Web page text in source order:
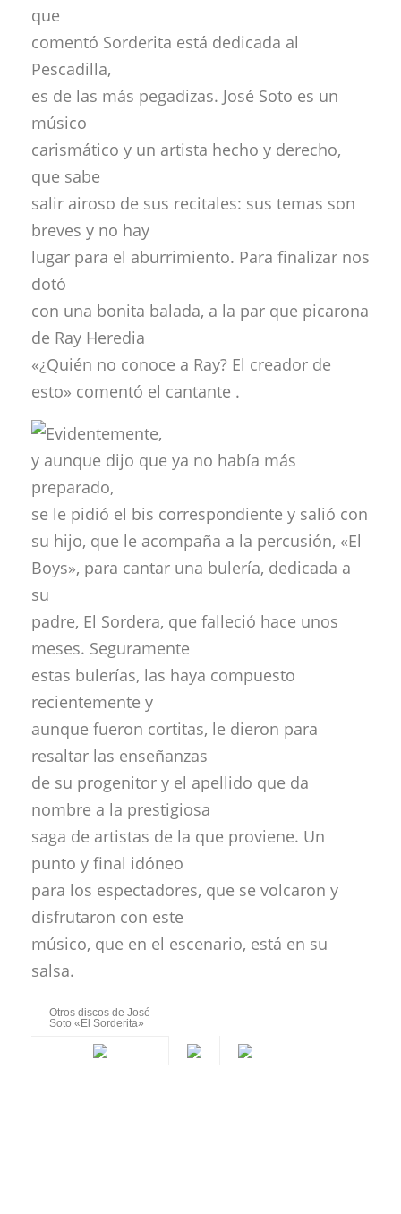
que
comentó Sorderita está dedicada al
Pescadilla,
es de las más pegadizas. José Soto es un
músico
carismático y un artista hecho y derecho,
que sabe
salir airoso de sus recitales: sus temas son
breves y no hay
lugar para el aburrimiento. Para finalizar nos
dotó
con una bonita balada, a la par que picarona
de Ray Heredia
«¿Quién no conoce a Ray? El creador de
esto» comentó el cantante .
Evidentemente,
y aunque dijo que ya no había más
preparado,
se le pidió el bis correspondiente y salió con
su hijo, que le acompaña a la percusión, «El
Boys», para cantar una bulería, dedicada a
su
padre, El Sordera, que falleció hace unos
meses. Seguramente
estas bulerías, las haya compuesto
recientemente y
aunque fueron cortitas, le dieron para
resaltar las enseñanzas
de su progenitor y el apellido que da
nombre a la prestigiosa
saga de artistas de la que proviene. Un
punto y final idóneo
para los espectadores, que se volcaron y
disfrutaron con este
músico, que en el escenario, está en su
salsa.
Otros discos de José
Soto «El Sorderita»